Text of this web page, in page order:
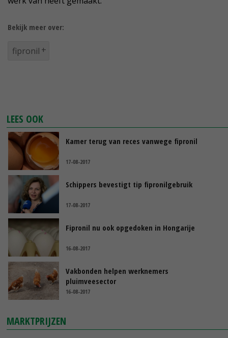
Bekijk meer over:
fipronil
LEES OOK
Kamer terug van reces vanwege fipronil
17-08-2017
Schippers bevestigt tip fipronilgebruik
17-08-2017
Fipronil nu ook opgedoken in Hongarije
16-08-2017
Vakbonden helpen werknemers
pluimveesector
16-08-2017
MARKTPRIJZEN